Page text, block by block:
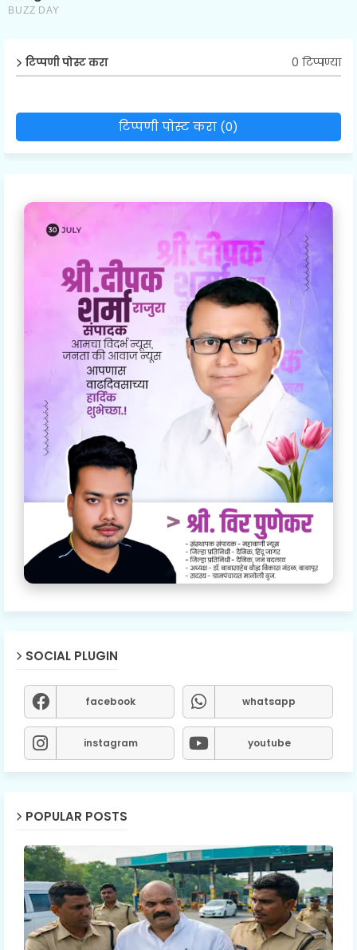
टिप्पणी पोस्ट करा 0 टिप्पण्या
टिप्पणी पोस्ट करा (0)
SOCIAL PLUGIN
facebook whatsapp
instagram youtube
POPULAR POSTS